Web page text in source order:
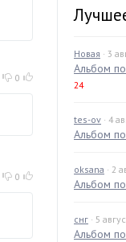
0
0
Новая · 3
Альбом
24
tes-ov · 4
Альбом
oksana · 2
Альбом
снг · 5
Альбом